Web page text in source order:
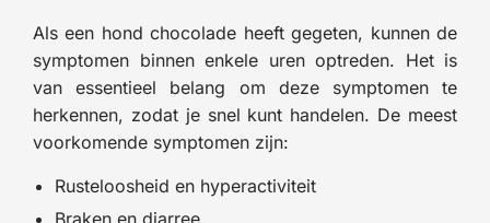
Als een hond chocolade heeft gegeten, kunnen de
symptomen binnen enkele uren optreden. Het is
van essentieel belang om deze symptomen te
herkennen, zodat je snel kunt handelen. De meest
voorkomende symptomen zijn:
Rusteloosheid en hyperactiviteit